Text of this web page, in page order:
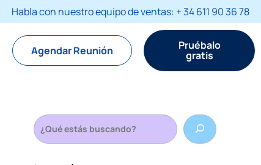
Habla con nuestro equipo de ventas: + 34 611 90 36 78
Agendar Reunión Pruébalo
gratis
S
e